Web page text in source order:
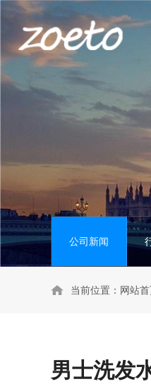
公司新闻
当前位置： 网站
男士洗发